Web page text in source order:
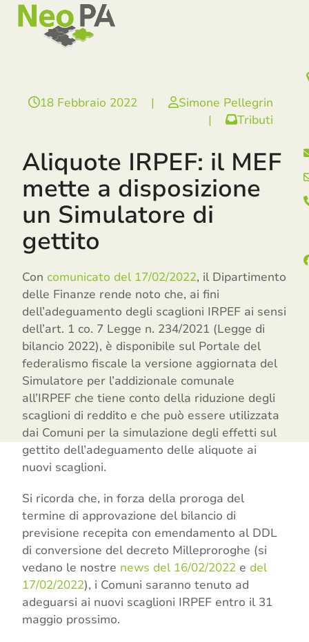
SkipOpen
mobile
menu
Close
mobile
menu
18 Febbraio 2022 |
Simone Pellegrin
|
Tributi
Aliquote IRPEF: il MEF
mette a disposizione
un Simulatore di
gettito
Con comunicato del 17/02/2022, il Dipartimento
delle Finanze rende noto che, ai fini
dell’adeguamento degli scaglioni IRPEF ai sensi
dell’art. 1 co. 7 Legge n. 234/2021 (Legge di
bilancio 2022), è disponibile sul Portale del
federalismo fiscale la versione aggiornata del
Simulatore per l’addizionale comunale
all’IRPEF che tiene conto della riduzione degli
scaglioni di reddito e che può essere utilizzata
dai Comuni per la simulazione degli effetti sul
gettito dell’adeguamento delle aliquote ai
nuovi scaglioni.
Si ricorda che, in forza della proroga del
termine di approvazione del bilancio di
previsione recepita con emendamento al DDL
di conversione del decreto Milleproroghe (si
vedano le nostre news del 16/02/2022 e del
17/02/2022), i Comuni saranno tenuto ad
adeguarsi ai nuovi scaglioni IRPEF entro il 31
maggio prossimo.